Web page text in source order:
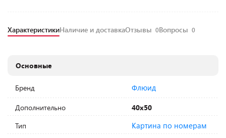
ХарактеристикиНаличие и доставкаОтзывы 0Вопросы 0
Основные
Бренд Флюид
Дополнительно
40х50
Тип
Картина по номерам